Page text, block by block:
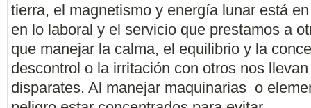
tierra, el magnetismo y energía lunar está
en lo laboral y el servicio que prestamos a
que manejar la calma, el equilibrio y la
descontrol o la irritación con otros nos
disparates. Al manejar maquinarias o